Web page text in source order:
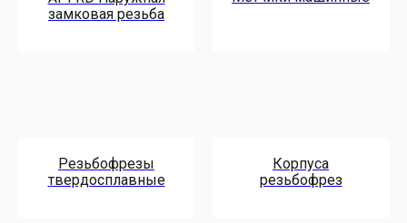
замковая резьба
Резьбофрезы
твердосплавные
Корпуса
резьбофрез